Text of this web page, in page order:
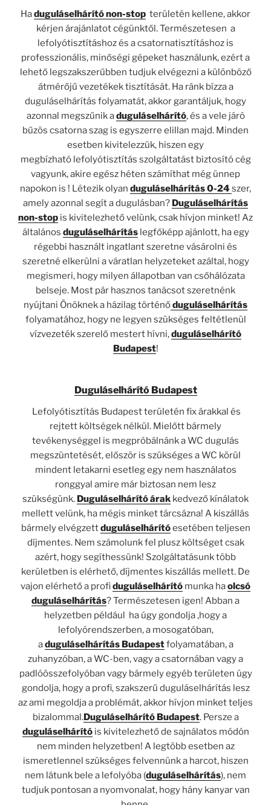
Haduguláselhárító non-stop területén kellene, akkor
kérjen árajánlatot cégünktől. Természetesen a
lefolyótisztításhoz és a csatornatisztításhoz is
professzionális, minőségi gépeket használunk, ezért a
lehető legszakszerűbben tudjuk elvégezni a különböző
átmérőjű vezetékek tisztítását. Ha ránk bízza a
duguláselhárítás folyamatát, akkor garantáljuk, hogy
azonnal megszűnik aduguláselhárító, és a vele járó
bűzös csatorna szag is egyszerre elillan majd. Minden
esetben kivitelezzük, hiszen egy
megbízható lefolyótisztítás szolgáltatást biztosító cég
vagyunk, akire egész héten számíthat még ünnep
napokon is ! Létezik olyan duguláselhárítás 0-24 szer,
amely azonnal segít a dugulásban? Duguláselhárítás
non-stop is kivitelezhető velünk, csak hívjon minket! Az
általános duguláselhárítás legfőképp ajánlott, ha egy
régebbi használt ingatlant szeretne vásárolni és
szeretné elkerülni a váratlan helyzeteket azáltal, hogy
megismeri, hogy milyen állapotban van csőhálózata
belseje. Most pár hasznos tanácsot szeretnénk
nyújtani Önöknek a házilag történőduguláselhárítás
folyamatához, hogy ne legyen szükséges feltétlenül
vízvezeték szerelő mestert hívni,duguláselhárító
Budapest!
Duguláselhárító Budapest
Lefolyótisztítás Budapest területén fix árakkal és
rejtett költségek nélkül. Mielőtt bármely
tevékenységgel is megpróbálnánk a WC dugulás
megszüntetését, először is szükséges a WC körül
mindent letakarni esetleg egy nem használatos
ronggyal amire már biztosan nem lesz
szükségünk. Duguláselhárító árak kedvező kínálatok
mellett velünk, ha mégis minket tárcsázna! A kiszállás
bármely elvégzettduguláselhárítóesetében teljesen
díjmentes. Nem számolunk fel plusz költséget csak
azért, hogy segíthessünk! Szolgáltatásunk több
kerületben is elérhető, díjmentes kiszállás mellett. De
vajon elérhető a profiduguláselhárító munka haolcsó
duguláselhárítás? Természetesen igen! Abban a
helyzetben például ha úgy gondolja ,hogy a
lefolyórendszerben, a mosogatóban,
aduguláselhárítás Budapestfolyamatában, a
zuhanyzóban, a WC-ben, vagy a csatornában vagy a
padlóösszefolyóban vagy bármely egyéb területen úgy
gondolja, hogy a profi, szakszerű duguláselhárítás lesz
az ami megoldja a problémát, akkor hívjon minket teljes
bizalommal.Duguláselhárító Budapest. Persze a
duguláselhárítóis kivitelezhető de sajnálatos módón
nem minden helyzetben! A legtöbb esetben az
ismeretlennel szükséges felvennünk a harcot, hiszen
nem látunk bele a lefolyóba (duguláselhárítás), nem
tudjuk pontosan a nyomvonalat, hogy hány kanyar van